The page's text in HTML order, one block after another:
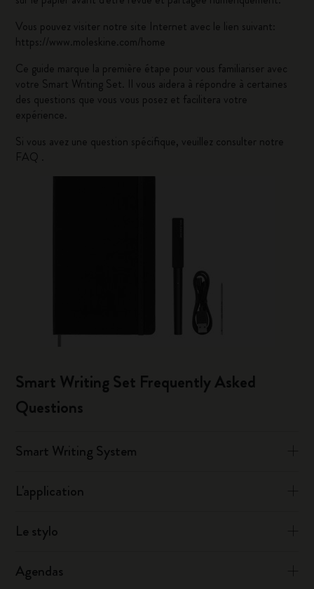
Vous pouvez visiter notre site Internet avec le lien suivant:
https://www.moleskine.com/home
Ce guide marque la première étape pour vous familiariser avec
votre Smart Writing Set. Il vous aidera à répondre à certaines
des questions que vous vous posez et facilitera votre
expérience.
Si vous avez une question spécifique, veuillez consulter notre
FAQ
Smart Writing Set Frequently Asked
Questions
Smart Writing System
L'application
Le stylo
Agendas